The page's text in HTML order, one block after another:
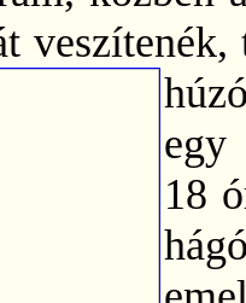
egy
18